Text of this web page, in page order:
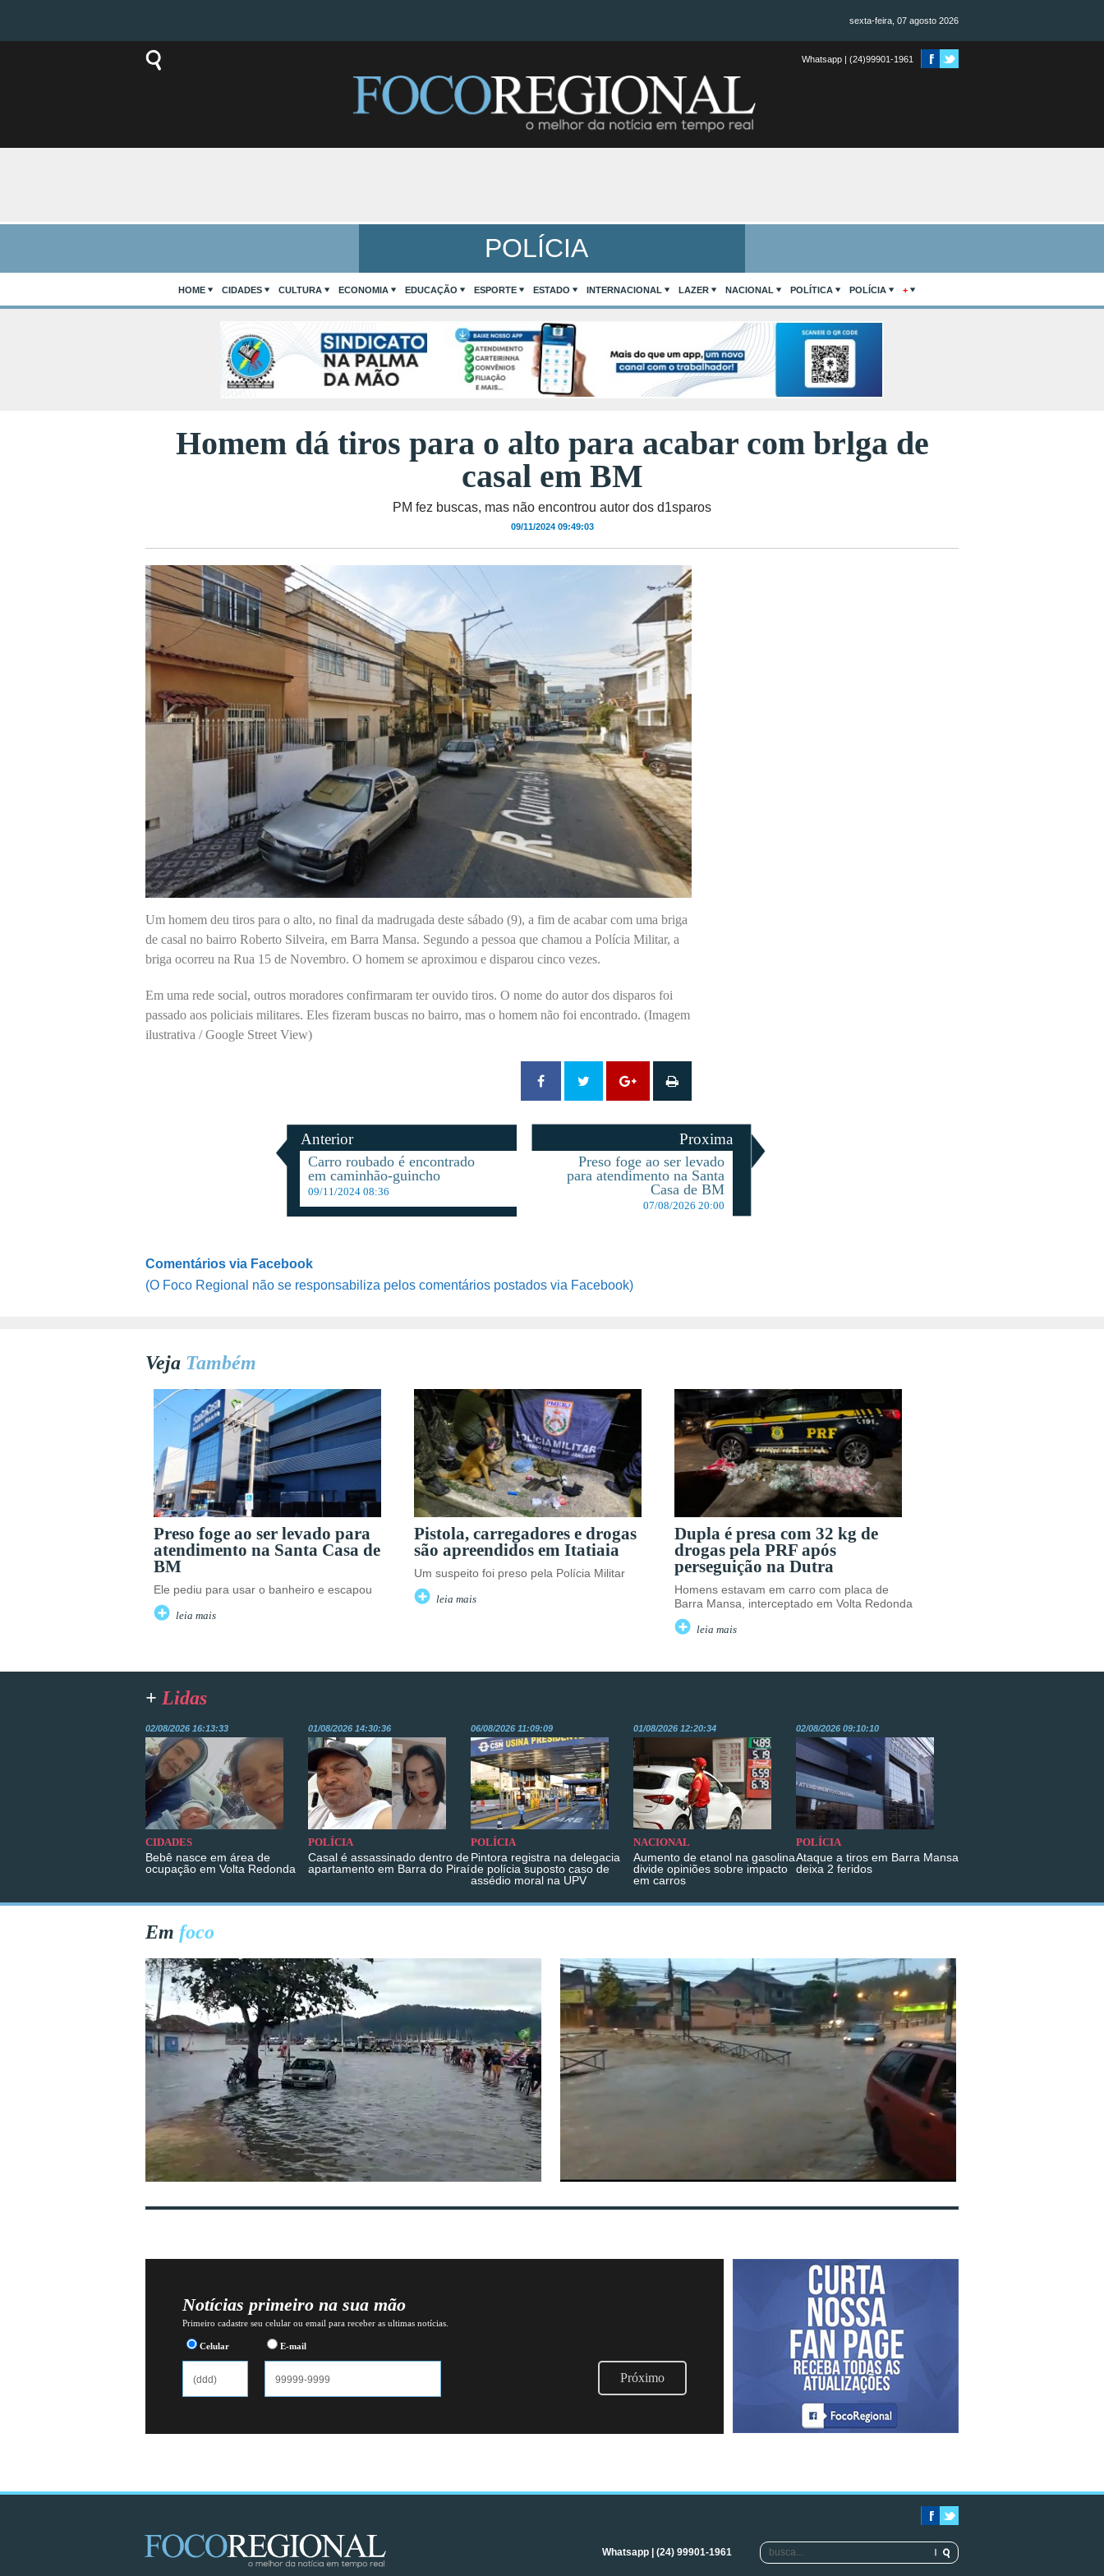
sexta-feira, 07 agosto 2026
Whatsapp | (24)99901-1961
POLÍCIA
HOME CIDADES CULTURA ECONOMIA EDUCAÇÃO ESPORTE ESTADO INTERNACIONAL LAZER NACIONAL POLÍTICA POLÍCIA +
Homem dá tiros para o alto para acabar com brlga de
casal em BM
PM fez buscas, mas não encontrou autor dos d1sparos
09/11/2024 09:49:03
Um homem deu tiros para o alto, no final da madrugada deste sábado (9), a fim de acabar com uma briga
de casal no bairro Roberto Silveira, em Barra Mansa. Segundo a pessoa que chamou a Polícia Militar, a
briga ocorreu na Rua 15 de Novembro. O homem se aproximou e disparou cinco vezes.
Em uma rede social, outros moradores confirmaram ter ouvido tiros. O nome do autor dos disparos foi
passado aos policiais militares. Eles fizeram buscas no bairro, mas o homem não foi encontrado. (Imagem
ilustrativa / Google Street View)
Anterior
Carro roubado é encontrado
em caminhão-guincho
09/11/2024 08:36
Proxima
Preso foge ao ser levado
para atendimento na Santa
Casa de BM
07/08/2026 20:00
Comentários via Facebook
(O Foco Regional não se responsabiliza pelos comentários postados via Facebook)
Veja Também
Preso foge ao ser levado para
atendimento na Santa Casa de
BM
Ele pediu para usar o banheiro e escapou
leia mais
Pistola, carregadores e drogas
são apreendidos em Itatiaia
Um suspeito foi preso pela Polícia Militar
leia mais
Dupla é presa com 32 kg de
drogas pela PRF após
perseguição na Dutra
Homens estavam em carro com placa de
Barra Mansa, interceptado em Volta Redonda
leia mais
+ Lidas
02/08/2026 16:13:33
CIDADES
Bebê nasce em área de
ocupação em Volta Redonda
01/08/2026 14:30:36
POLÍCIA
Casal é assassinado dentro de
apartamento em Barra do Piraí
06/08/2026 11:09:09
POLÍCIA
Pintora registra na delegacia
de polícia suposto caso de
assédio moral na UPV
01/08/2026 12:20:34
NACIONAL
Aumento de etanol na gasolina
divide opiniões sobre impacto
em carros
02/08/2026 09:10:10
POLÍCIA
Ataque a tiros em Barra Mansa
deixa 2 feridos
Em foco
Notícias primeiro na sua mão
Primeiro cadastre seu celular ou email para receber as ultimas notícias.
Celular E-mail
Próximo
Whatsapp | (24) 99901-1961